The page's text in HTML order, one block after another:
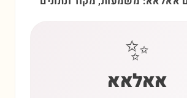
✨
אאלאא